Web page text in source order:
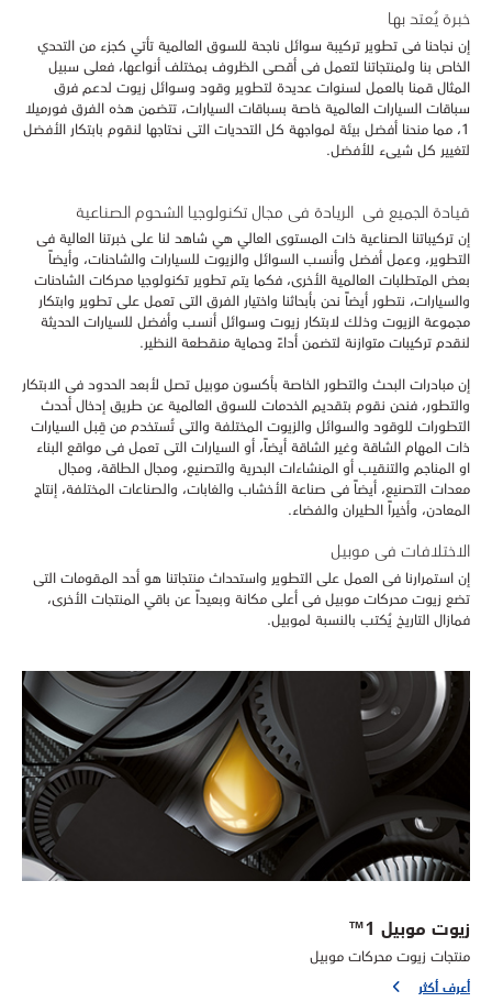
خبرة يُعتد بها
إن نجاحنا فى تطوير تركيبة سوائل ناجحة للسوق العالمية تأتي كجزء من التحدي
الخاص بنا ولمنتجاتنا لتعمل فى أقصى الظروف بمختلف أنواعها، فعلى سبيل
المثال قمنا بالعمل لسنوات عديدة لتطوير وقود وسوائل زيوت لدعم فرق
سباقات السيارات العالمية خاصة بسباقات السيارات، تتضمن هذه الفرق فورميلا
1، مما منحنا أفضل بيئة لمواجهة كل التحديات التى نحتاجها لنقوم بابتكار الأفضل
لتغيير كل شيىء للأفضل.
قيادة الجميع فى الريادة فى مجال تكنولوجيا الشحوم الصناعية
إن تركيباتنا الصناعية ذات المستوى العالي هي شاهد لنا على خبرتنا العالية فى
التطوير، وعمل أفضل وأنسب السوائل والزيوت للسيارات والشاحنات، وأيضاً
بعض المتطلبات العالمية الأخرى، فكما يتم تطوير تكنولوجيا محركات الشاحنات
والسيارات، نتطور أيضاً نحن بأبحاثنا واختيار الفرق التى تعمل على تطوير وابتكار
مجموعة الزيوت وذلك لابتكار زيوت وسوائل أنسب وأفضل للسيارات الحديثة
لنقدم تركيبات متوازنة لتضمن أداءً وحماية منقطعة النظير.
إن مبادرات البحث والتطور الخاصة بأكسون موبيل تصل لأبعد الحدود فى الابتكار
والتطور، فنحن نقوم بتقديم الخدمات للسوق العالمية عن طريق إدخال أحدث
التطورات للوقود والسوائل والزيوت المختلفة والتى تُستخدم من قِبل السيارات
ذات المهام الشاقة وغير الشاقة أيضاً، أو السيارات التى تعمل فى مواقع البناء
او المناجم والتنقيب أو المنشاءات البحرية والتصنيع، ومجال الطاقة، ومجال
معدات التصنيع، أيضاً فى صناعة الأخشاب والغابات، والصناعات المختلفة، إنتاج
المعادن، وأخيراً الطيران والفضاء.
الاختلافات فى موبيل
إن استمرارنا فى العمل على التطوير واستحداث منتجاتنا هو أحد المقومات التى
تضع زيوت محركات موبيل فى أعلى مكانة وبعيداً عن باقي المنتجات الأخرى،
فمازال التاريخ يُكتب بالنسبة لموبيل.
زيوت موبيل 1™
منتجات زيوت محركات موبيل
أعرف أكثر